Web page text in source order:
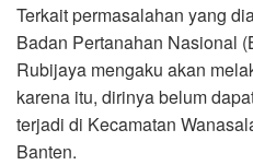
Terkait permasalahan yang
Badan Pertanahan Nasional
Rubijaya mengaku akan
karena itu, dirinya belum
terjadi di Kecamatan
Banten.